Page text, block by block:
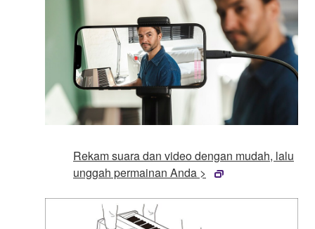
Rekam suara dan video dengan mudah, lalu
unggah permainan Anda >